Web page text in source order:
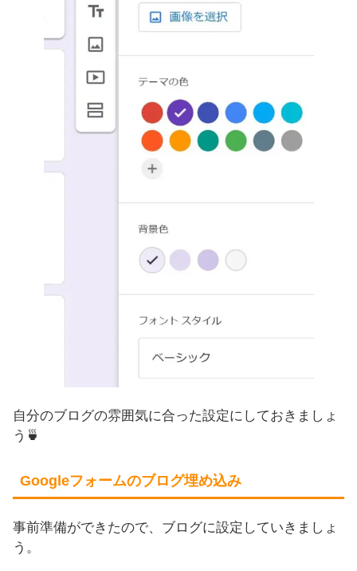
自分のブログの雰囲気に合った設定にしておきましょ
う🍵
Googleフォームのブログ埋め込み
事前準備ができたので、ブログに設定していきましょ
う。